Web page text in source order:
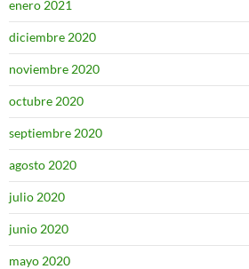
enero 2021
diciembre 2020
noviembre 2020
octubre 2020
septiembre 2020
agosto 2020
julio 2020
junio 2020
mayo 2020